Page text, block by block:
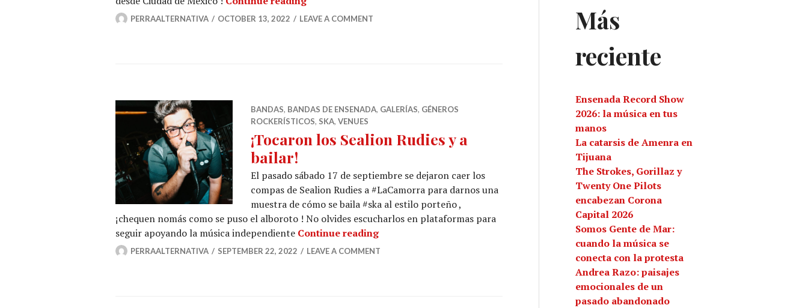
PERRAALTERNATIVA OCTOBER 13, 2022 LEAVE A COMMENT
BANDAS, BANDAS DE ENSENADA, GALERÍAS, GÉNEROS
ROCKERÍSTICOS, SKA, VENUES
¡Tocaron los Sealion Rudies y a
bailar!
El pasado sábado 17 de septiembre se dejaron caer los
compas de Sealion Rudies a #LaCamorra para darnos una
muestra de cómo se baila #ska al estilo porteño ,
¡chequen nomás como se puso el alboroto ! No olvides escucharlos en plataformas para
seguir apoyando la música independiente Continue reading¡Tocaron los Sealion Rudies y a bailar!
PERRAALTERNATIVA SEPTEMBER 22, 2022 LEAVE A COMMENT
Más
reciente
Ensenada Record Show
2026: la música en tus
manos
La catarsis de Amenra en
Tijuana
The Strokes, Gorillaz y
Twenty One Pilots
encabezan Corona
Capital 2026
Somos Gente de Mar:
cuando la música se
conecta con la protesta
Andrea Razo: paisajes
emocionales de un
pasado abandonado